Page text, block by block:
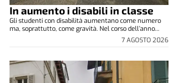
In aumento i disabili in classe
7 AGOSTO 2026
Gli studenti con disabilità aumentano come numero
ma, soprattutto, come gravità. Nel corso dell’anno...